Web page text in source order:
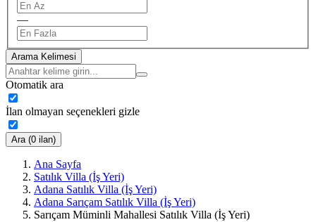
—
Arama Kelimesi
Otomatik ara
İlan olmayan seçenekleri gizle
Ara (0 ilan)
Ana Sayfa
Satılık Villa (İş Yeri)
Adana Satılık Villa (İş Yeri)
Adana Sarıçam Satılık Villa (İş Yeri)
Sarıçam Müminli Mahallesi Satılık Villa (İş Yeri)